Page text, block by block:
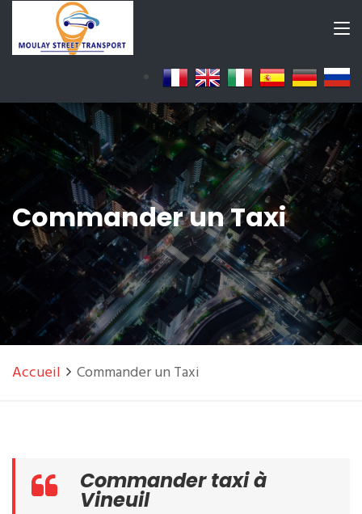
Commander un Taxi
Accueil Commander un Taxi
Commander taxi à
Vineuil